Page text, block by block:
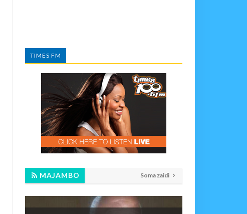
TIMES FM
MAJAMBO Soma zaidi